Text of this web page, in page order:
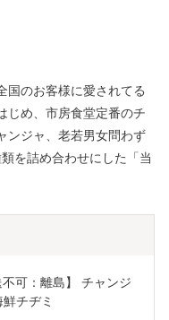
国のお客様に愛されてる
じめ、市房食堂定番のチ
ンジャ、老若男女問わず
を詰め合わせにした「当
可：離島】 チャンジ
チヂミ